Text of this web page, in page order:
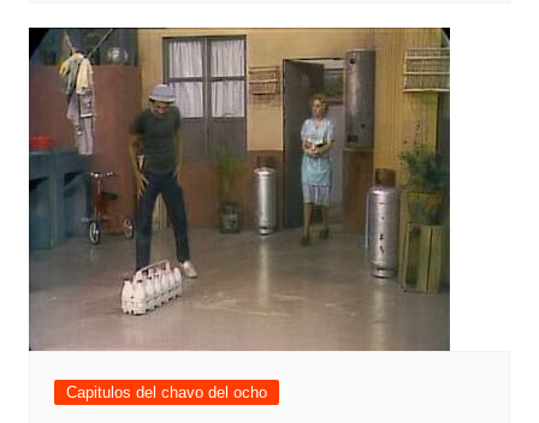
Capitulos del chavo del ocho